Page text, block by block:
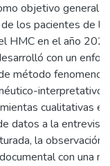
objetivo general
los pacientes de la
HMC en el año
con un
método
interpretativo,
cualitativas
datos a la entrevista
la observación
con una